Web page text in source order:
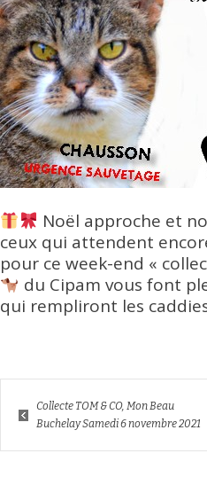
Noël approche et
ceux qui attendent
pour ce week-end «
du Cipam vous font
qui rempliront les
Collecte TOM & CO, Mon Beau
Buchelay Samedi 6 novembre 2021